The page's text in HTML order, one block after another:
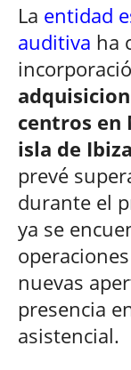
La entidad
auditiva ha
centros en
isla de Ibiza
prevé
durante el
ya se
nuevas
presencia
asistencial.